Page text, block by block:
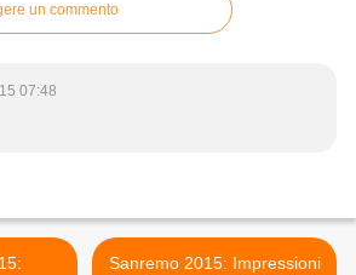
un commento
07:48
Sanremo 2015: Impressioni